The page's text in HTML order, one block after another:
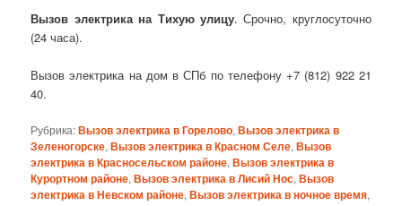
Вызов электрика на Тихую улицу. Срочно, круглосуточно
(24 часа).
Вызов электрика на дом в СПб по телефону +7 (812) 922 21
40.
Рубрика:Вызов электрика в Горелово,Вызов электрика в
Зеленогорске,Вызов электрика в Красном Селе,Вызов
электрика в Красносельском районе,Вызов электрика в
Курортном районе,Вызов электрика в Лисий Нос,Вызов
электрика в Невском районе,Вызов электрика в ночное время,